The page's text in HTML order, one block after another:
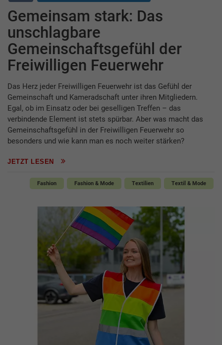
Gemeinsam stark: Das
unschlagbare
Gemeinschaftsgefühl der
Freiwilligen Feuerwehr
Das Herz jeder Freiwilligen Feuerwehr ist das Gefühl der
Gemeinschaft und Kameradschaft unter ihren Mitgliedern.
Egal, ob im Einsatz oder bei geselligen Treffen – das
verbindende Element ist stets spürbar. Aber was macht das
Gemeinschaftsgefühl in der Freiwilligen Feuerwehr so
besonders und wie kann man es noch weiter stärken?
JETZT LESEN
Fashion Fashion & Mode Textilien Textil & Mode